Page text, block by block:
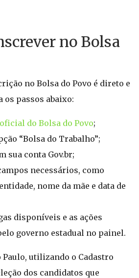
no Bolsa
no Bolsa do Povo é direto e
os passos abaixo:
do Bolsa do Povo;
“Bolsa do Trabalho”;
sua conta Gov.br;
necessários, como
nome da mãe e data de
disponíveis e as ações
governo estadual no painel.
Paulo, utilizando o Cadastro
dos candidatos que